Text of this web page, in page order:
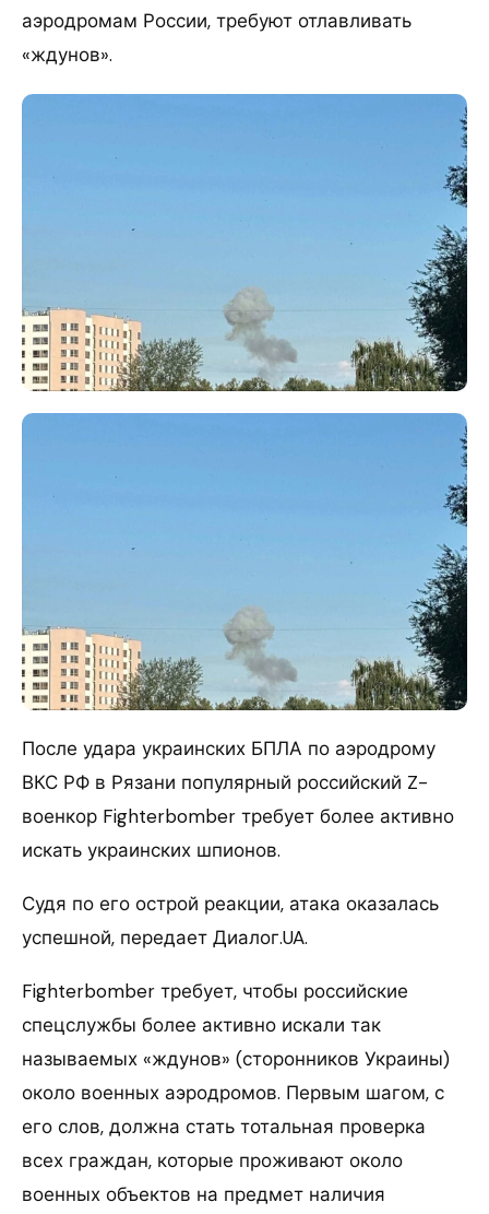
аэродромам России, требуют отлавливать
«ждунов».
После удара украинских БПЛА по аэродрому
ВКС РФ в Рязани популярный российский Z-
военкор Fighterbomber требует более активно
искать украинских шпионов.
Судя по его острой реакции, атака оказалась
успешной, передает Диалог.UA.
Fighterbomber требует, чтобы российские
спецслужбы более активно искали так
называемых «ждунов» (сторонников Украины)
около военных аэродромов. Первым шагом, с
его слов, должна стать тотальная проверка
всех граждан, которые проживают около
военных объектов на предмет наличия